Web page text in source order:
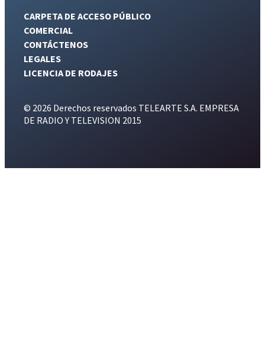
CARPETA DE ACCESO PÚBLICO
COMERCIAL
CONTÁCTENOS
LEGALES
LICENCIA DE RODAJES
© 2026 Derechos reservados TELEARTE S.A. EMPRESA
DE RADIO Y TELEVISION 2015